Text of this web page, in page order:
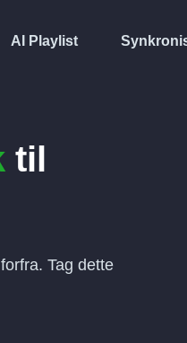
AI Playlist
til
Tag dette